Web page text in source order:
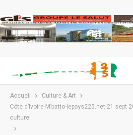
Accueil
Culture & Art
Côte d’Ivoire-M’batto-lepays225.net-21 sept
culturel